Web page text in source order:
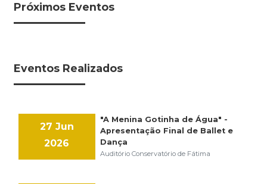
Próximos Eventos
Eventos Realizados
27 Jun
2026
"A Menina Gotinha de Água" -
Apresentação Final de Ballet e
Dança
Auditório Conservatório de Fátima